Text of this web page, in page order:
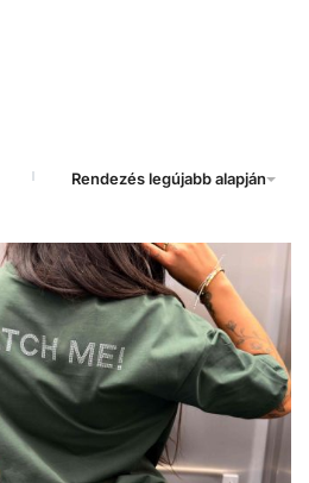
Rendezés legújabb alapján